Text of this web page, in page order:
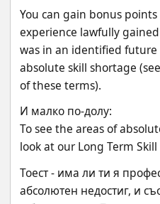
You can gain bonus
experience lawfully
was in an identified
absolute skill shortage
of these terms).
И малко по-долу:
To see the areas of
look at our Long Term
Тоест - има ли ти я
абсолютен недостиг, и